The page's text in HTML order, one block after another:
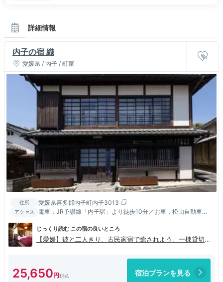
詳細情報
内子の宿 織
愛媛県 / 内子 / 町家
住所 愛媛県喜多郡内子町内子3013
アクセス
電車：JR予讃線「内子駅」より徒歩10分／お車：松山自動車道
じっくり読む この宿の良いところ
【愛媛】彼と二人きり、古民家宿で癒されよう。一棟貸切の
25,650 宿泊プランを見る